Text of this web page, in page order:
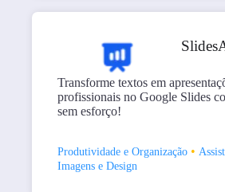
Transforme textos em
profissionais no Google Slides
sem esforço!
Produtividade e Organização •
Imagens e Design